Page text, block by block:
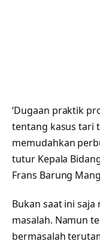
‘Dugaan praktik
tentang kasus tari
memudahkan
tutur Kepala
Frans Barung
Bukan saat ini
masalah. Namun
bermasalah